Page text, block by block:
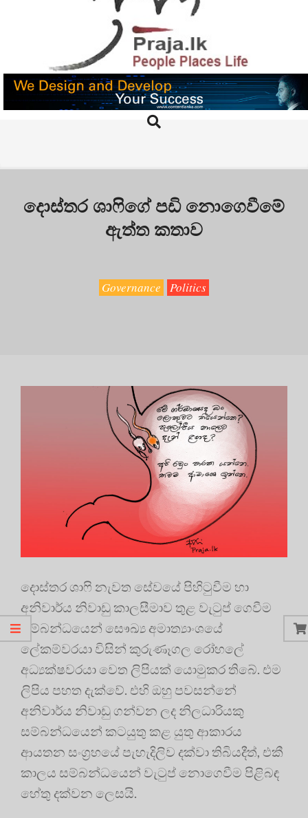
PRAJA.LK
Search
දොස්තර ශාෆිගේ පඩි නොගෙවීමේ
ඇත්ත කතාව
Governance Politics
දොස්තර ශාෆි නැවත සේවයේ පිහිටුවීම හා
අනිවාර්ය නිවාඩු කාලසීමාව තුළ වැටුප් ගෙවීම
සම්බන්ධයෙන් සෞඛ්‍ය අමාත්‍යාංශයේ
ලේකම්වරයා විසින් කුරුණෑගල රෝහලේ
අධ්‍යක්ෂවරයා වෙත ලිපියක් යොමුකර තිබේ. එම
ලිපිය පහත දැක්වේ. එහි ඔහු පවසන්නේ
අනිවාර්ය නිවාඩු ගන්වන ලද නිලධාරියකු
සම්බන්ධයෙන් කටයුතු කළ යුතු ආකාරය
ආයතන සංග්‍රහයේ පැහැදිලිව දක්වා තිබියදීත්, එකී
කාලය සම්බන්ධයෙන් වැටුප් නොගෙවීම පිළිබඳ
හේතු දක්වන ලෙසයි.